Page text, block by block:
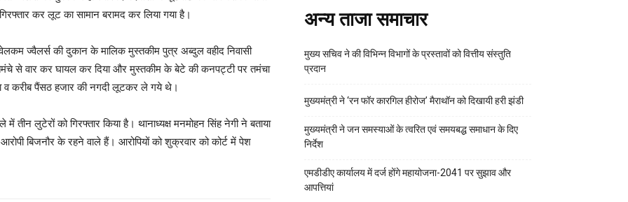
कर लूट का सामान बरामद कर लिया गया है।
ज्वैलर्स की दुकान के मालिक मुस्तकीम पुत्र अब्दुल वहीद निवासी
से वार कर घायल कर दिया और मुस्तकीम के बेटे की कनपट्टी पर तमंचा
व करीब पैंसठ हजार की नगदी लूटकर ले गये थे।
लुटेरों को गिरफ्तार किया है। थानाध्यक्ष मनमोहन सिंह नेगी ने बताया
बिजनौर के रहने वाले हैं। आरोपियों को शुक्रवार को कोर्ट में पेश
अन्य ताजा समाचार
मुख्य सचिव ने की विभिन्न विभागों के प्रस्तावों को वित्तीय संस्तुति
प्रदान
मुख्यमंत्री ने ‘रन फॉर कारगिल हीरोज’ मैराथॉन को दिखायी हरी झंडी
मुख्यमंत्री ने जन समस्याओं के त्वरित एवं समयबद्ध समाधान के दिए
निर्देश
एमडीडीए कार्यालय में दर्ज होंगे महायोजना-2041 पर सुझाव और
आपत्तियां